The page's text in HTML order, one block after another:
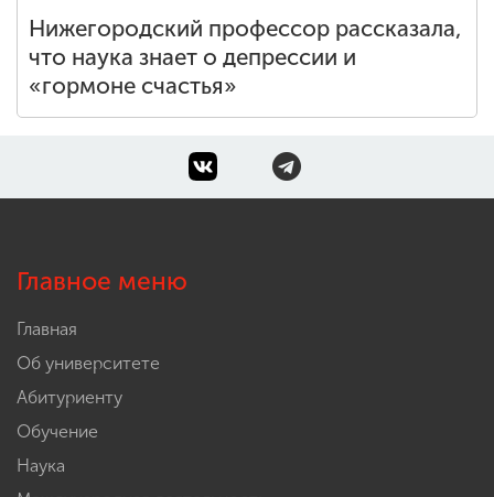
Нижегородский профессор рассказала,
что наука знает о депрессии и
«гормоне счастья»
Главное меню
Главная
Об университете
Абитуриенту
Обучение
Наука